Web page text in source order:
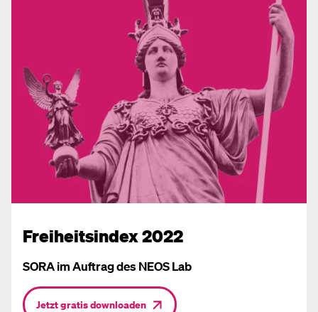
Freiheitsindex 2022
SORA im Auftrag des NEOS Lab
Jetzt gratis downloaden